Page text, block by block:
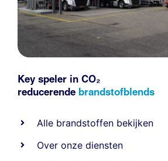
Key speler in CO₂
reducerende brandstofblends
Alle brandstoffen bekijken
Over onze diensten